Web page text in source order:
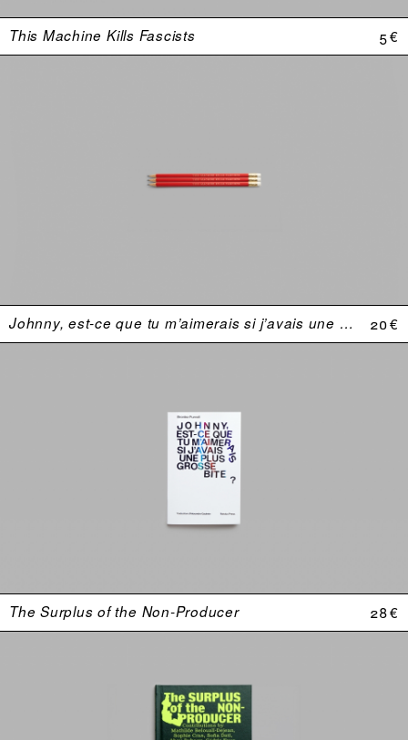
This Machine Kills Fascists 5 €
Johnny, est-ce que tu m’aimerais si j’avais une plus grosse bite ? 20 €
The Surplus of the Non-Producer 28 €